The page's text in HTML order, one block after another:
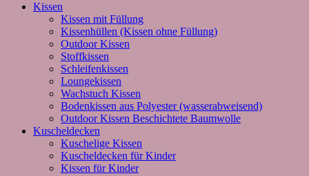
Kissen
Kissen mit Füllung
Kissenhüllen (Kissen ohne Füllung)
Outdoor Kissen
Stoffkissen
Schleifenkissen
Loungekissen
Wachstuch Kissen
Bodenkissen aus Polyester (wasserabweisend)
Outdoor Kissen Beschichtete Baumwolle
Kuscheldecken
Kuschelige Kissen
Kuscheldecken für Kinder
Kissen für Kinder